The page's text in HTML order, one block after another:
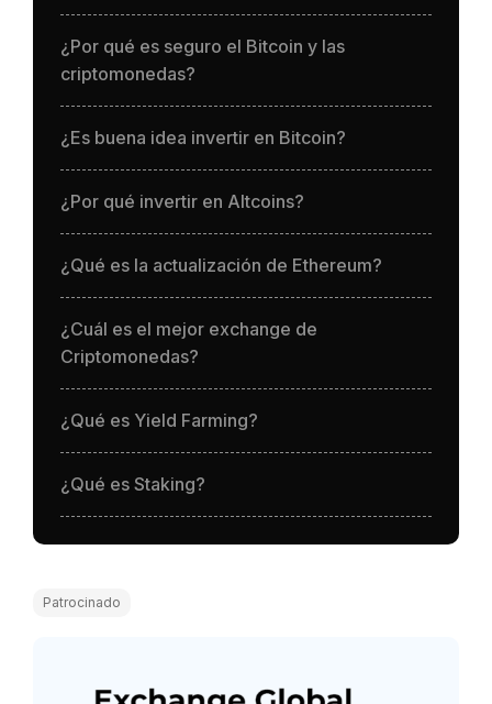
¿Por qué es seguro el Bitcoin y las
criptomonedas?
¿Es buena idea invertir en Bitcoin?
¿Por qué invertir en Altcoins?
¿Qué es la actualización de Ethereum?
¿Cuál es el mejor exchange de
Criptomonedas?
¿Qué es Yield Farming?
¿Qué es Staking?
Patrocinado